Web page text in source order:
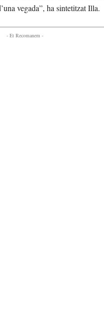
vegada”, ha sintetitzat Illa.
- Et Recomanem -